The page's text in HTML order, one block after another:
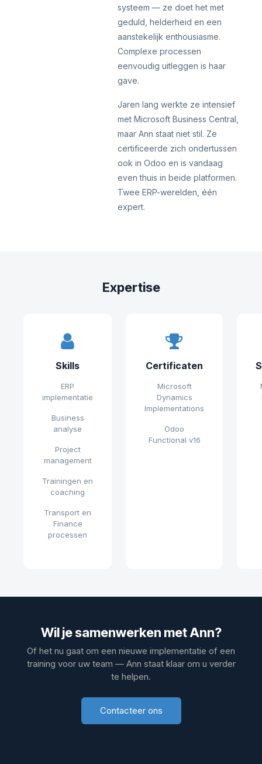
systeem — ze doet het met
geduld, helderheid en een
aanstekelijk enthousiasme.
Complexe processen
eenvoudig uitleggen is haar
gave.
Jaren lang werkte ze intensief
met Microsoft Business Central,
maar Ann staat niet stil. Ze
certificeerde zich ondertussen
ook in Odoo en is vandaag
even thuis in beide platformen.
Twee ERP-werelden, één
expert.
Expertise
Skills
ERP
implementatie
Business
analyse
Project
management
Trainingen en
coaching
Transport en
Finance
processen
Certificaten
Microsoft
Dynamics
Implementations
Odoo
Functional v16
Wil je samenwerken met Ann?
Of het nu gaat om een nieuwe implementatie of een
training voor uw team — Ann staat klaar om u verder
te helpen.
Contacteer ons